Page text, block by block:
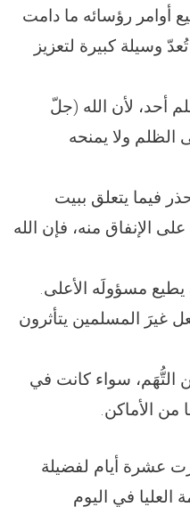
أوامر رؤسائه ما دامت
وسيلة کبیرة لتعزيز
أحد، لأن الله (جلّ
الظلم ولا يمنحه
فيما يتعلق ببيت
على الإنفاق منه، فإن الله
غيرَ المسلمين يتأثرون
التُّهَم، سواء كانت في
من الأماكن.
عشرة أيام لفضيلة
في اليوم